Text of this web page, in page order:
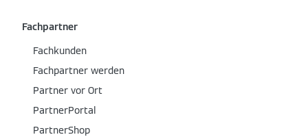
Fachpartner
Fachkunden
Fachpartner werden
Partner vor Ort
PartnerPortal
PartnerShop